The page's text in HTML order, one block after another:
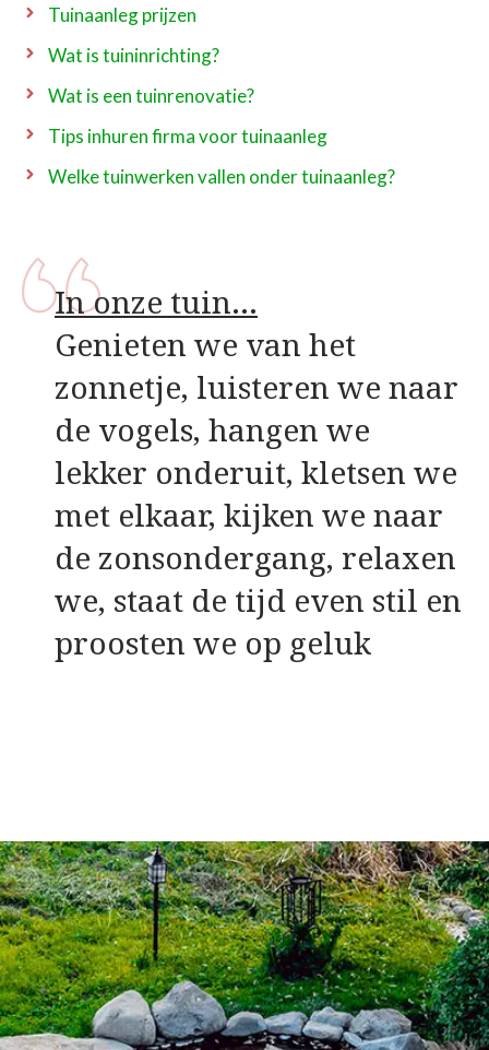
Tuinaanleg prijzen
Wat is tuininrichting?
Wat is een tuinrenovatie?
Tips inhuren firma voor tuinaanleg
Welke tuinwerken vallen onder tuinaanleg?
In onze tuin…
Genieten we van het
zonnetje, luisteren we naar
de vogels, hangen we
lekker onderuit, kletsen we
met elkaar, kijken we naar
de zonsondergang, relaxen
we, staat de tijd even stil en
proosten we op geluk